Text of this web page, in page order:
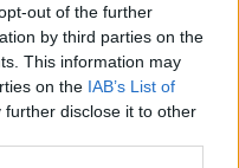
out of the further
by third parties on the
This information may
on the IAB’s List of
further disclose it to other
Πρωταθλητών
χρόνια. Αλλά δεν
Ο Βασίλης υπήρξε
ομάδα και μπορώ
δουλεύοντας